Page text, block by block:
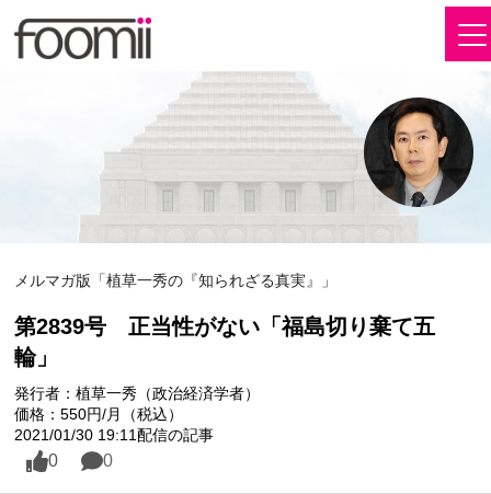
メルマガ版「植草一秀の『知られざる真実』」
第2839号 正当性がない「福島切り棄て五
輪」
発行者：植草一秀（政治経済学者）
価格：550円/月（税込）
2021/01/30 19:11配信の記事
0 0